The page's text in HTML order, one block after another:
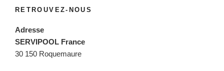
RETROUVEZ-NOUS
Adresse
SERVIPOOL France
30 150 Roquemaure